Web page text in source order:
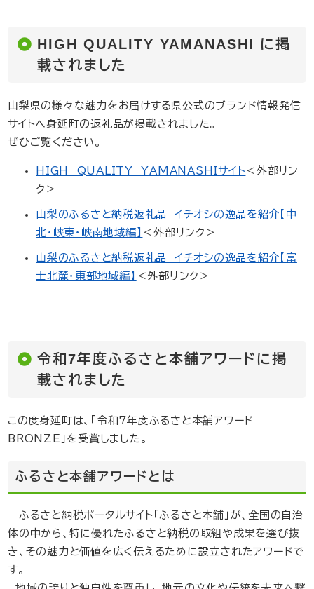
HIGH QUALITY YAMANASHI に掲
載されました
山梨県の様々な魅力をお届けする県公式のブランド情報発信
サイトへ身延町の返礼品が掲載されました。
ぜひご覧ください。
HIGH QUALITY YAMANASHIサイト ＜外部リン
ク＞
山梨のふるさと納税返礼品 イチオシの逸品を紹介【中
北・峡東・峡南地域編】 ＜外部リンク＞
山梨のふるさと納税返礼品 イチオシの逸品を紹介【富
士北麓・東部地域編】 ＜外部リンク＞
​令和7年度ふるさと本舗アワードに掲
載されました
この度身延町は、「令和7年度ふるさと本舗アワード
BRONZE」を受賞しました。
ふるさと本舗アワードとは
ふるさと納税ポータルサイト「ふるさと本舗」が、全国の自治
体の中から、特に優れたふるさと納税の取組や成果を選び抜
き、その魅力と価値を広く伝えるために設立されたアワードで
す。